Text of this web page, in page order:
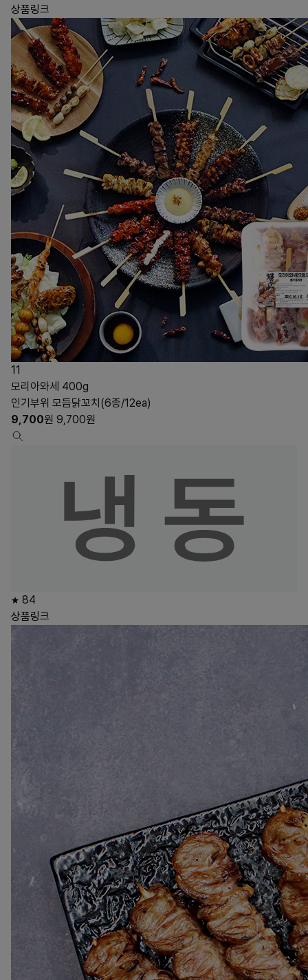
상품링크
11
모리아와세 400g
인기부위 모듬닭꼬치(6종/12ea)
9,700원 9,700원
84
상품링크